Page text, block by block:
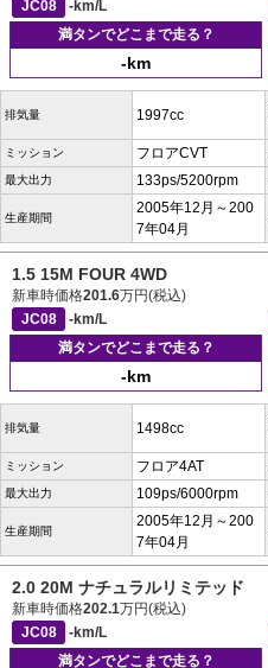
JC08
-km/L
満タンでどこまで走る？
-km
排気量 1997cc
ミッション フロアCVT
最大出力 133ps/5200rpm
生産期間
2005年12月～200
7年04月
1.5 15M FOUR 4WD
新車時価格201.6万円(税込)
JC08
-km/L
満タンでどこまで走る？
-km
排気量 1498cc
ミッション フロア4AT
最大出力 109ps/6000rpm
生産期間
2005年12月～200
7年04月
2.0 20M ナチュラルリミテッド
新車時価格202.1万円(税込)
JC08
-km/L
満タンでどこまで走る？